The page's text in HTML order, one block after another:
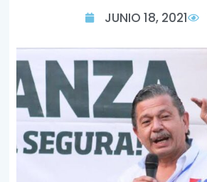
JUNIO 18, 2021